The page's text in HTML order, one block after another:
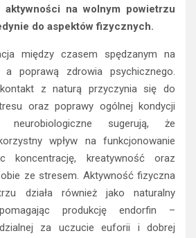
aktywności na wolnym powietrzu
do aspektów fizycznych.
między czasem spędzanym na
a poprawą zdrowia psychicznego.
z naturą przyczynia się do
oraz poprawy ogólnej kondycji
neurobiologiczne sugerują, że
wpływ na funkcjonowanie
koncentrację, kreatywność oraz
ze stresem. Aktywność fizyczna
działa również jako naturalny
produkcję endorfin –
za uczucie euforii i dobrej